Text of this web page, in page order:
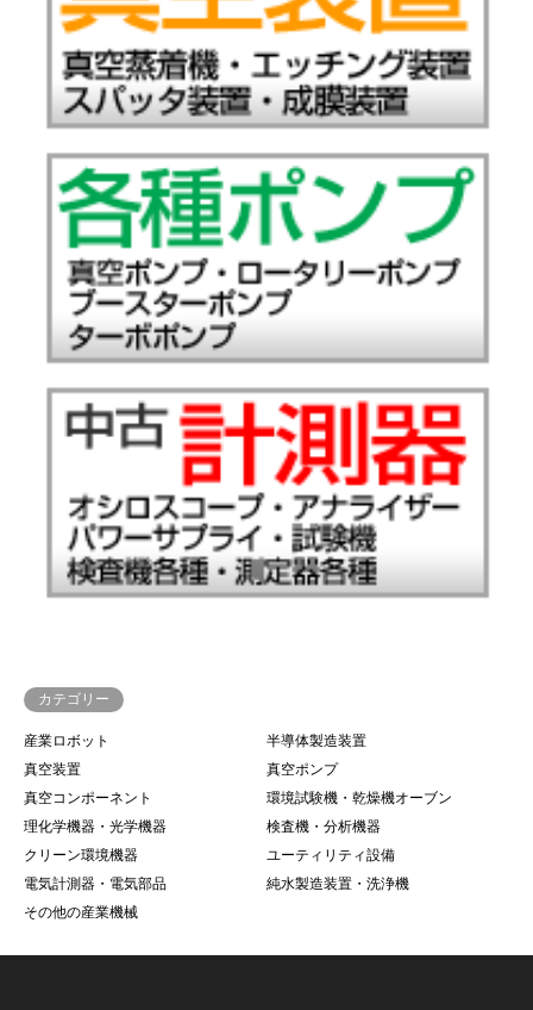
カテゴリー
産業ロボット
半導体製造装置
真空装置
真空ポンプ
真空コンポーネント
環境試験機・乾燥機オーブン
理化学機器・光学機器
検査機・分析機器
クリーン環境機器
ユーティリティ設備
電気計測器・電気部品
純水製造装置・洗浄機
その他の産業機械